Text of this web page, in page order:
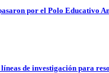
por el Polo Educativo
de investigación para